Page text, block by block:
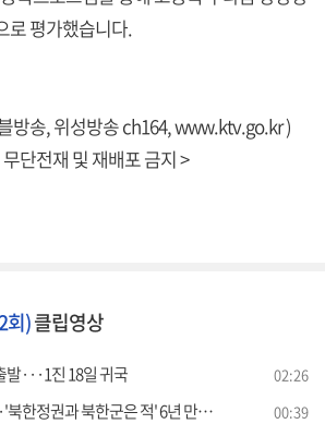
로 평가했습니다.
방송, 위성방송 ch164,www.ktv.go.kr)
단전재 및 재배포 금지 >
회)클립영상
발···1진 18일 귀국 02:26
정권과 북한군은 적' 6년 만에 부활 00:39